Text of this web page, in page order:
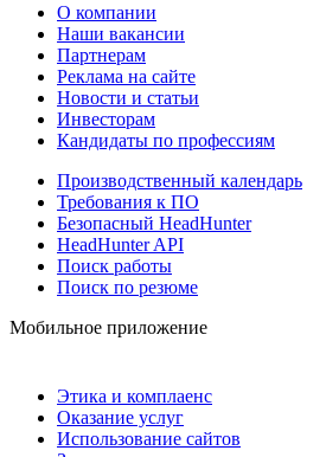
О компании
Наши вакансии
Партнерам
Реклама на сайте
Новости и статьи
Инвесторам
Кандидаты по профессиям
Производственный календарь
Требования к ПО
Безопасный HeadHunter
HeadHunter API
Поиск работы
Поиск по резюме
Мобильное приложение
Этика и комплаенс
Оказание услуг
Использование сайтов